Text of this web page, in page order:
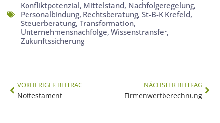
Konfliktpotenzial, Mittelstand, Nachfolgeregelung,
Personalbindung, Rechtsberatung, St-B-K Krefeld,
Steuerberatung, Transformation,
Unternehmensnachfolge, Wissenstransfer,
Zukunftssicherung
VORHERIGER BEITRAG
Nottestament
NÄCHSTER BEITRAG
Firmenwertberechnung